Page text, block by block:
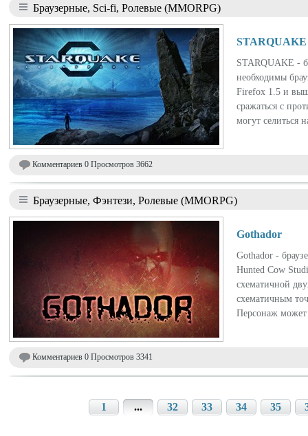
Браузерные, Sci-fi, Ролевые (MMORPG)
STARQUAKE
STARQUAKE -
необходимы
Firefox 1.5 и
сражаться с
могут селиться
Комментариев 0 Просмотров 3662
Браузерные, Фэнтези, Ролевые (MMORPG)
Gothador
Gothador -
Hunted Cow
схематичной
схематичным
Персонаж может
Комментариев 0 Просмотров 3341
1 ... 32 33 34 35